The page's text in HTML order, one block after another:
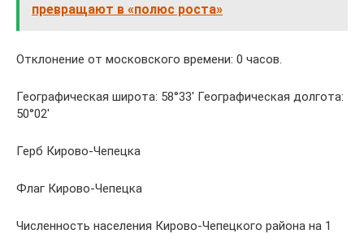
превращают в «полюс роста»
Отклонение от московского времени: 0 часов.
Географическая широта: 58°33′ Географическая долгота:
50°02′
Герб Кирово-Чепецка
Флаг Кирово-Чепецка
Численность населения Кирово-Чепецкого района на 1